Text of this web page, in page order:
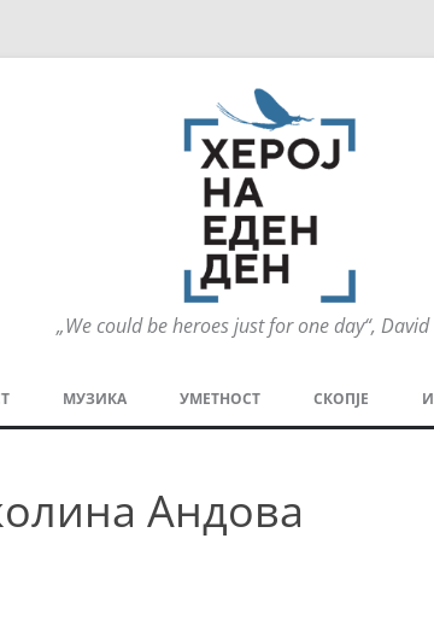
„We could be heroes just for one day“,
содржината
МУЗИКА УМЕТНОСТ СКОПЈЕ
Андова